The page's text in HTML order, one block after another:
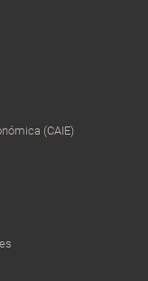
(CAIE)